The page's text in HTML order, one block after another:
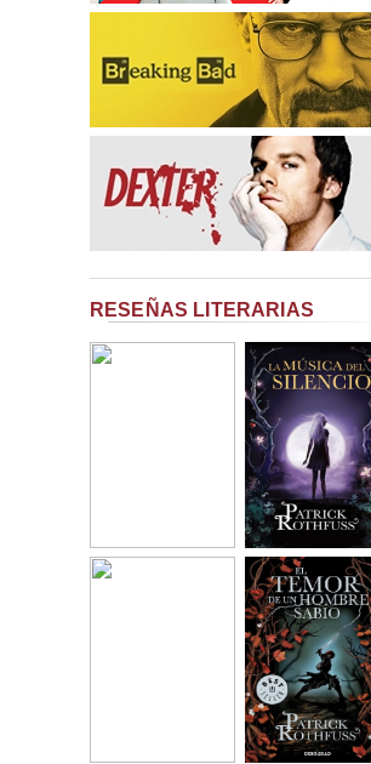
RESEÑAS LITERARIAS